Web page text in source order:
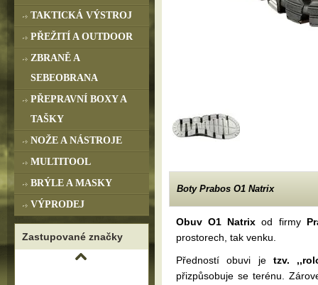
Boty Prabos O1 Natrix
Obuv O1 Natrix od firmy
prostorech, tak venku.
Předností obuvi je tzv.
přizpůsobuje se terénu.
TAKTICKÁ VÝSTROJ
PŘEŽITÍ A OUTDOOR
ZBRANĚ A
SEBEOBRANA
PŘEPRAVNÍ BOXY A
TAŠKY
NOŽE A NÁSTROJE
MULTITOOL
BRÝLE A MASKY
VÝPRODEJ
Zastupované značky